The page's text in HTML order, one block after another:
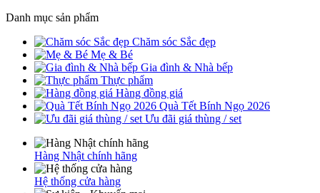
Danh mục sản phẩm
Chăm sóc Sắc đẹp
Mẹ & Bé
Gia đình & Nhà bếp
Thực phẩm
Hàng đồng giá
Quà Tết Bính Ngọ 2026
Ưu đãi giá thùng / set
Hàng Nhật chính hãng
Hệ thống cửa hàng